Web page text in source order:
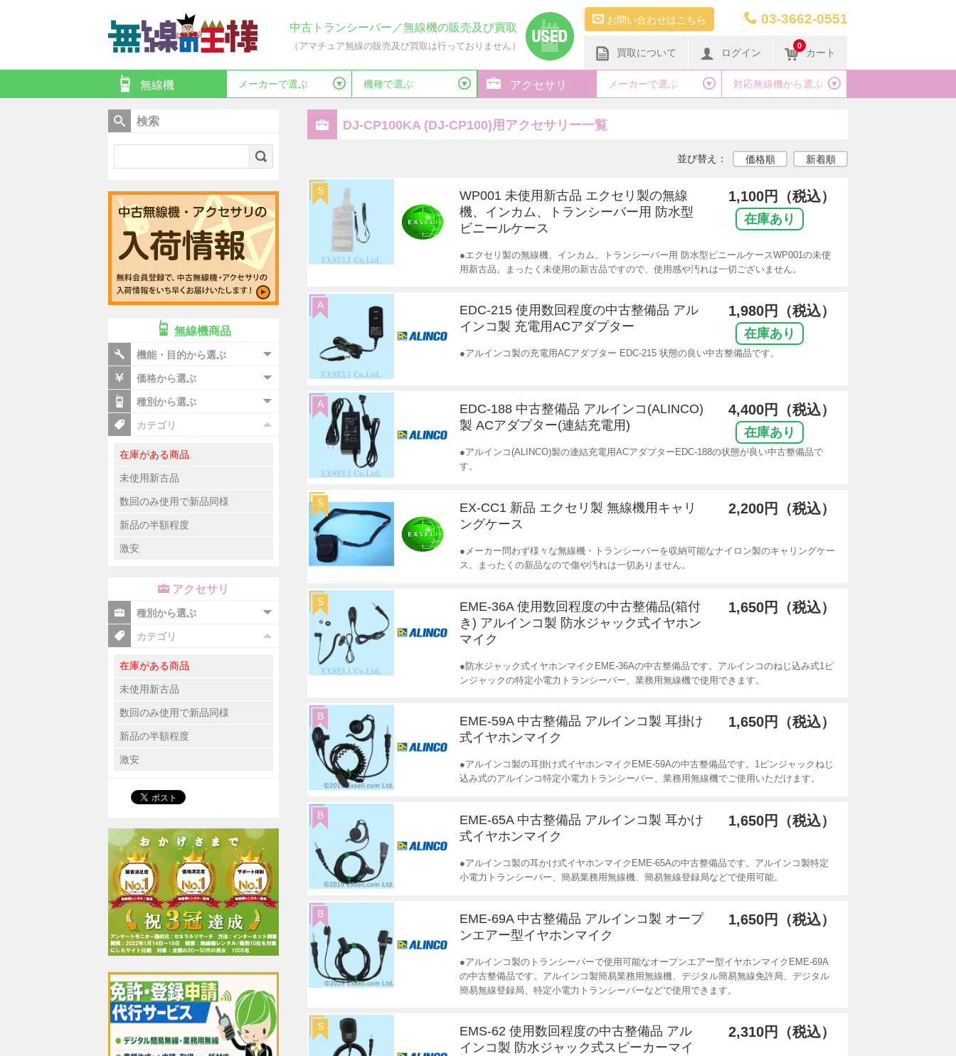
中古トランシーバー／無線機の販売及び買取
（アマチュア無線の販売及び買取は行っておりません）
お問い合わせはこちら 03-3662-0551
買取について ログイン
0
カート
無線機 メーカーで選ぶ 機種で選ぶ アクセサリ メーカーで選ぶ 対応無線機から選ぶ
DJ-CP100KA (DJ-CP100)用アクセサリー一覧
並び替え： 価格順 新着順
WP001 未使用新古品 エクセリ製の無線
機、インカム、トランシーバー用 防水型
ビニールケース
1,100円（税込）
在庫あり
●エクセリ製の無線機、インカム、トランシーバー用 防水型ビニールケースWP001の未使
用新古品。まったく未使用の新古品ですので、使用感や汚れは一切ございません。
S
EDC-215 使用数回程度の中古整備品 アル
インコ製 充電用ACアダプター
1,980円（税込）
在庫あり
●アルインコ製の充電用ACアダプター EDC-215 状態の良い中古整備品です。
A
EDC-188 中古整備品 アルインコ(ALINCO)
製 ACアダプター(連結充電用)
4,400円（税込）
在庫あり
●アルインコ(ALINCO)製の連結充電用ACアダプターEDC-188の状態が良い中古整備品で
す。
A
EX-CC1 新品 エクセリ製 無線機用キャリ
ングケース
2,200円（税込）
●メーカー問わず様々な無線機・トランシーバーを収納可能なナイロン製のキャリングケー
ス。まったくの新品なので傷や汚れは一切ありません。
S
EME-36A 使用数回程度の中古整備品(箱付
き) アルインコ製 防水ジャック式イヤホン
マイク
1,650円（税込）
●防水ジャック式イヤホンマイクEME-36Aの中古整備品です。アルインコのねじ込み式1ピ
ンジャックの特定小電力トランシーバー、業務用無線機で使用できます。
S
EME-59A 中古整備品 アルインコ製 耳掛け
式イヤホンマイク
1,650円（税込）
●アルインコ製の耳掛け式イヤホンマイクEME-59Aの中古整備品です。1ピンジャックねじ
込み式のアルインコ特定小電力トランシーバー、業務用無線機でご使用いただけます。
B
EME-65A 中古整備品 アルインコ製 耳かけ
式イヤホンマイク
1,650円（税込）
●アルインコ製の耳かけ式イヤホンマイクEME-65Aの中古整備品です。アルインコ製特定
小電力トランシーバー、簡易業務用無線機、簡易無線登録局などで使用可能。
B
EME-69A 中古整備品 アルインコ製 オープ
ンエアー型イヤホンマイク
1,650円（税込）
●アルインコ製のトランシーバーで使用可能なオープンエアー型イヤホンマイクEME-69A
の中古整備品です。アルインコ製簡易業務用無線機、デジタル簡易無線免許局、デジタル
簡易無線登録局、特定小電力トランシーバーなどで使用できます。
B
EMS-62 使用数回程度の中古整備品 アル
インコ製 防水ジャック式スピーカーマイ
2,310円（税込）
S
検索
無線機商品
機能・目的から選ぶ
価格から選ぶ
種別から選ぶ
カテゴリ
在庫がある商品
未使用新古品
数回のみ使用で新品同様
新品の半額程度
激安
アクセサリ
種別から選ぶ
カテゴリ
在庫がある商品
未使用新古品
数回のみ使用で新品同様
新品の半額程度
激安